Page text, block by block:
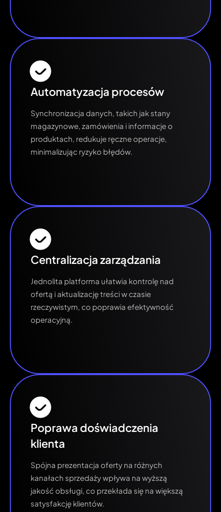
Automatyzacja procesów
Synchronizacja danych, takich jak stany
magazynowe, zamówienia i informacje o
produktach, redukuje ręczne operacje,
minimalizując ryzyko błędów.
Centralizacja zarządzania
Jednolita platforma ułatwia kontrolę nad
ofertą i aktualizację treści w czasie
rzeczywistym, co poprawia efektywność
operacyjną.
Poprawa doświadczenia
klienta
Spójna prezentacja oferty na różnych
kanałach sprzedaży wpływa na wyższą
jakość obsługi, co przekłada się na większą
satysfakcję klientów.